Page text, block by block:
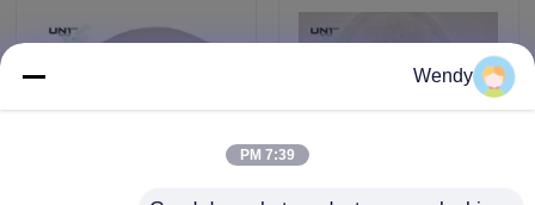
القضايا
اطلب اقتباس
Wendy
7:39 PM